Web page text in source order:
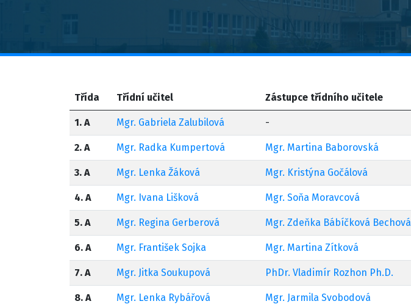
Třída Třídní učitel Zástupce třídního učitele
1. A Mgr. Gabriela Zalubilová -
2. A Mgr. Radka Kumpertová Mgr. Martina Baborovská
3. A Mgr. Lenka Žáková Mgr. Kristýna Gočálová
4. A Mgr. Ivana Lišková Mgr. Soňa Moravcová
5. A Mgr. Regina Gerberová Mgr. Zdeňka Bábíčková Bechová
6. A Mgr. František Sojka Mgr. Martina Zítková
7. A Mgr. Jitka Soukupová PhDr. Vladimír Rozhon Ph.D.
8. A Mgr. Lenka Rybářová Mgr. Jarmila Svobodová